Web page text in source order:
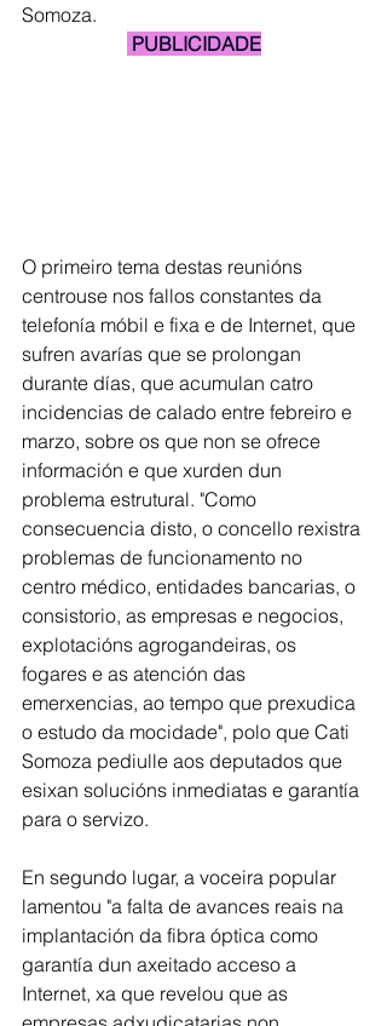
Somoza.
PUBLICIDADE
O primeiro tema destas reunións
centrouse nos fallos constantes da
telefonía móbil e fixa e de Internet, que
sufren avarías que se prolongan
durante días, que acumulan catro
incidencias de calado entre febreiro e
marzo, sobre os que non se ofrece
información e que xurden dun
problema estrutural. "Como
consecuencia disto, o concello rexistra
problemas de funcionamento no
centro médico, entidades bancarias, o
consistorio, as empresas e negocios,
explotacións agrogandeiras, os
fogares e as atención das
emerxencias, ao tempo que prexudica
o estudo da mocidade", polo que Cati
Somoza pediulle aos deputados que
esixan solucións inmediatas e garantía
para o servizo.
En segundo lugar, a voceira popular
lamentou "a falta de avances reais na
implantación da fibra óptica como
garantía dun axeitado acceso a
Internet, xa que revelou que as